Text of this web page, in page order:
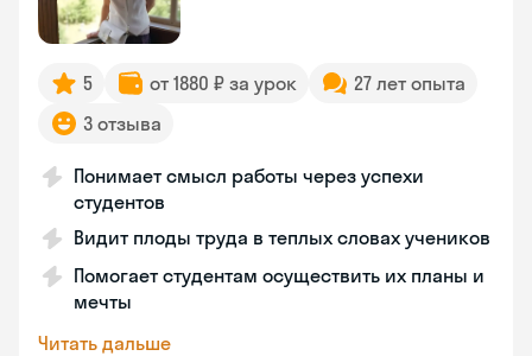
5 от 1880 ₽ за урок
27 лет опыта
3 отзыва
Понимает смысл работы через успехи
студентов
Видит плоды труда в теплых словах учеников
Помогает студентам осуществить их планы и
мечты
Читать дальше